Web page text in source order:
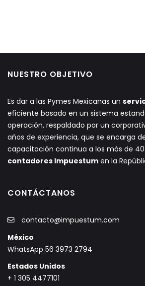
NUESTRO OBJETIVO
Es dar a las Pymes Mexicanas un
eficiente basado en un sistema
operación, respaldado por un
años de experiencia, que se encarga
capacitación continua a los más de 40
contadores Impuestum en la
CONTÁCTANOS
contacto@impuestum.com
México
WhatsApp 56 3973 2794
Estados Unidos
+ 1 305 4477101